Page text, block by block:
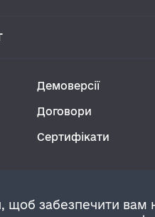
Демоверсії
Договори
Сертифікати
забезпечити вам